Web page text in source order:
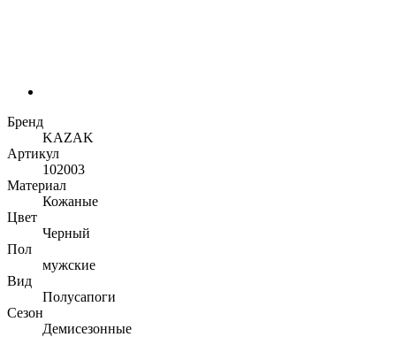
Бренд
KAZAK
Артикул
102003
Материал
Кожаные
Цвет
Черный
Пол
мужские
Вид
Полусапоги
Сезон
Демисезонные